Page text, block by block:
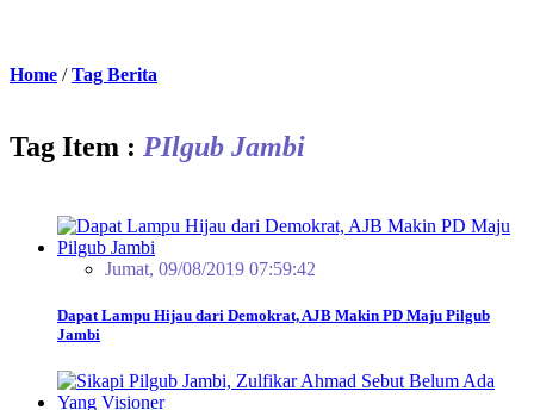
Home /Tag Berita
Tag Item : PIlgub Jambi
Jumat, 09/08/2019 07:59:42
Dapat Lampu Hijau dari Demokrat, AJB Makin PD Maju Pilgub
Jambi